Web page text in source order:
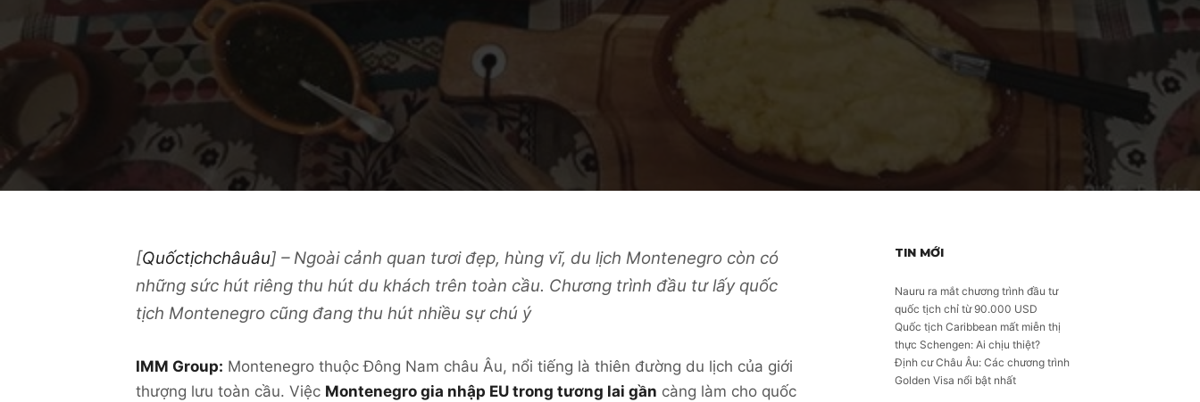
[Quốctịchchâuâu] – Ngoài cảnh quan tươi đẹp, hùng vĩ, du lịch Montenegro còn có
những sức hút riêng thu hút du khách trên toàn cầu. Chương trình đầu tư lấy quốc
tịch Montenegro cũng đang thu hút nhiều sự chú ý
IMM Group: Montenegro thuộc Đông Nam châu Âu, nổi tiếng là thiên đường du lịch của giới
thượng lưu toàn cầu. Việc Montenegro gia nhập EU trong tương lai gần càng làm cho quốc
TIN MỚI
Nauru ra mắt chương trình đầu tư
quốc tịch chỉ từ 90.000 USD
Quốc tịch Caribbean mất miễn thị
thực Schengen: Ai chịu thiệt?
Định cư Châu Âu: Các chương trình
Golden Visa nổi bật nhất